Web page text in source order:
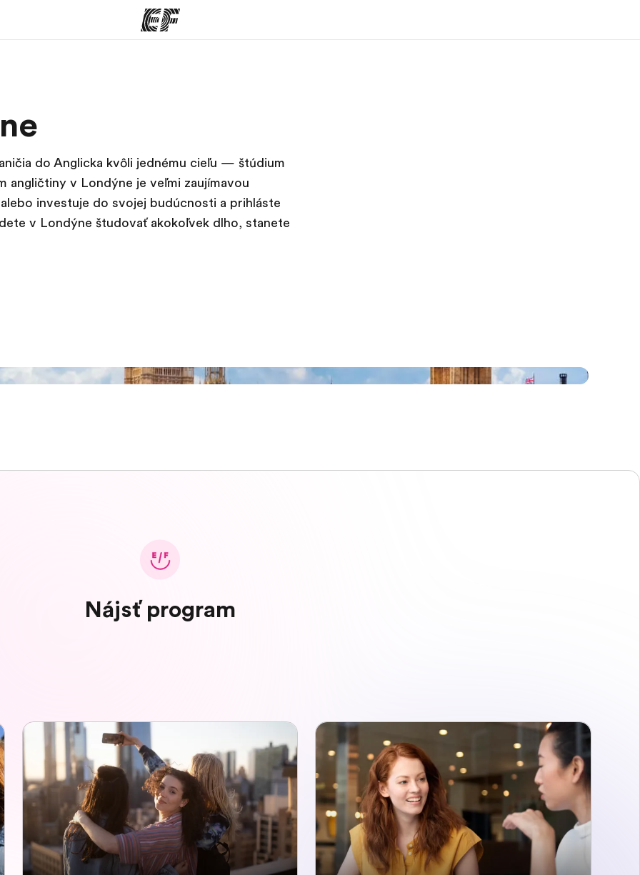
čo
do Anglicka kvôli jednému cieľu — štúdium
angličtiny v Londýne je veľmi zaujímavou
investuje do svojej budúcnosti a prihláste
v Londýne študovať akokoľvek dlho, stanete
Nájsť program